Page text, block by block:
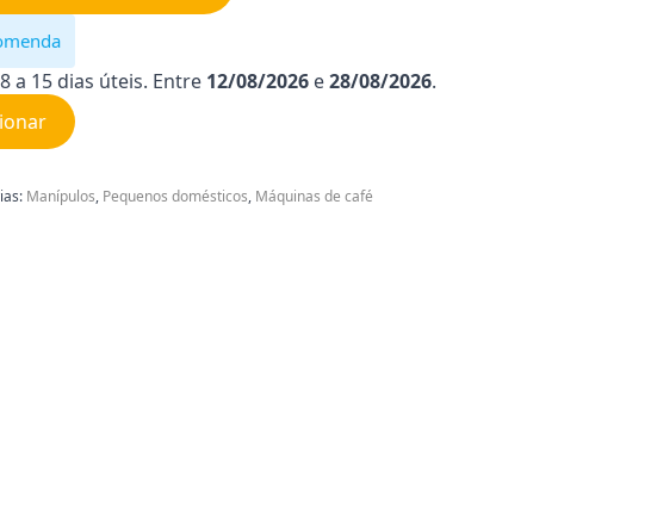
a 15 dias úteis. Entre 12/08/2026 e28/08/2026.
Manípulos, Pequenos domésticos, Máquinas de café